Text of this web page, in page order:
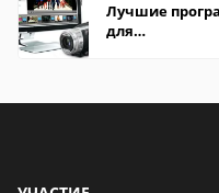
Лучшие
для